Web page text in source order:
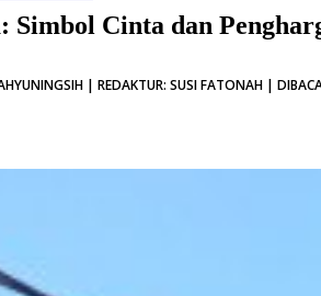
Simbol Cinta dan
| REDAKTUR: SUSI FATONAH |